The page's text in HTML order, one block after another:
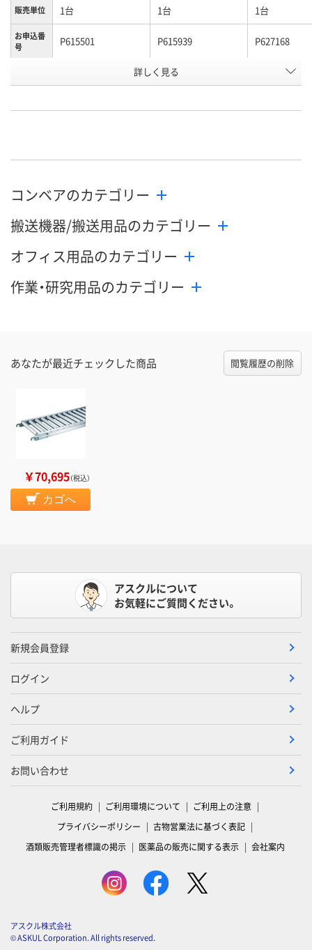
販売単位 1台 1台 1台
お申込番
号
P615501 P615939 P627168
直送品
詳しく見る
コンベアのカテゴリー
搬送機器/搬送用品のカテゴリー
オフィス用品のカテゴリー
作業・研究用品のカテゴリー
あなたが最近チェックした商品 閲覧履歴の削除
￥70,695（税込）
カゴへ
アスクルについて
お気軽にご質問ください。
新規会員登録
ログイン
ヘルプ
ご利用ガイド
お問い合わせ
ご利用規約 ご利用環境について
ご利用上の注意
プライバシーポリシー
古物営業法に基づく表記
酒類販売管理者標識の掲示
医薬品の販売に関する表示 会社案内
アスクル株式会社
© ASKUL Corporation. All rights reserved.